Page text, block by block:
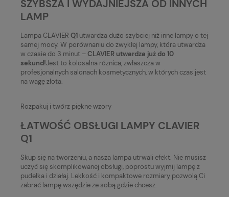
SZYBSZA I WYDAJNIEJSZA OD INNYCH
LAMP
Lampa CLAVIER Q1 utwardza dużo szybciej niż inne lampy o tej
samej mocy. W porównaniu do zwykłej lampy, która utwardza
w czasie do 3 minut –CLAVIER utwardza już do 10
sekund!Jest to kolosalna różnica, zwłaszcza w
profesjonalnych salonach kosmetycznych, w których czas jest
na wagę złota.
Rozpakuj i twórz piękne wzory
ŁATWOŚĆ OBSŁUGI LAMPY CLAVIER
Q1
Skup się na tworzeniu, a nasza lampa utrwali efekt. Nie musisz
uczyć się skomplikowanej obsługi, poprostu wyjmij lampę z
pudełka i działaj. Lekkość i kompaktowe rozmiary pozwolą Ci
zabrać lampę wszędzie ze sobą gdzie chcesz.